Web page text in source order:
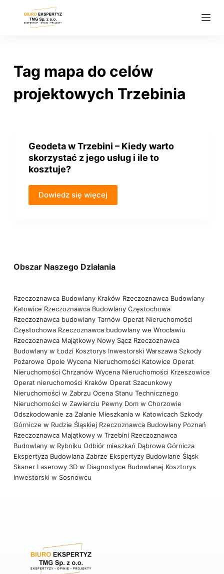
d
Tag mapa do celów
projektowych Trzebinia
Geodeta w Trzebini – Kiedy warto
skorzystać z jego usług i ile to
kosztuje?
Dowiedz się więcej
Obszar Naszego Działania
Rzeczoznawca Budowlany Kraków Rzeczoznawca Budowlany
Katowice Rzeczoznawca Budowlany Częstochowa
Rzeczoznawca budowlany Tarnów Operat Nieruchomości
Częstochowa Rzeczoznawca budowlany we Wrocławiu
Rzeczoznawca Majątkowy Nowy Sącz Rzeczoznawca
Budowlany w Łodzi Kosztorys Inwestorski Warszawa Szkody
Pożarowe Opole Wycena Nieruchomości Katowice Operat
Nieruchomości Chrzanów Wycena Nieruchomości Krzeszowice
Operat nieruchomości Kraków Operat Szacunkowy
Nieruchomości w Zabrzu Ocena Stanu Technicznego
Nieruchomości w Zawierciu Pewny Dom w Chorzowie
Odszkodowanie za Zalanie Mieszkania w Katowicach Szkody
Górnicze w Rudzie Śląskiej Rzeczoznawca Budowlany Poznań
Rzeczoznawca Majątkowy w Trzebini Rzeczoznawca
Budowlany w Rybniku Odbiór mieszkań Dąbrowa Górnicza
Ekspertyza Budowlana Zabrze Ekspertyzy Budowlane Śląsk
Skaner Laserowy 3D w Diagnostyce Budowlanej Kosztorys
Inwestorski w Sosnowcu